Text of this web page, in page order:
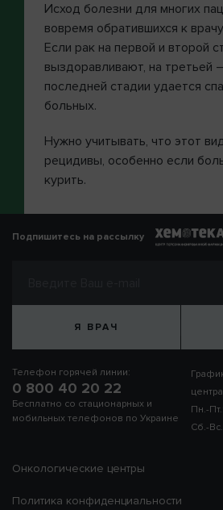
Исход болезни для многих
вовремя обратившихся к
Если рак на первой и второй
выздоравливают, на третьей
последней стадии удается
больных.
Нужно учитывать, что этот
рецидивы, особенно если
курить.
Подпишитесь на рассылку
Я ВРАЧ
Телефон горячей линии:
0 800 40 20 22
Бесплатно со стационарных и
мобильных телефонов по Украине
Пн.-
Сб.-
Онкологические центры
Политика конфиденциальности